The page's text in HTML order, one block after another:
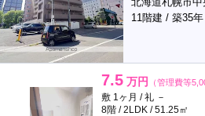
11階建 / 築35年
7.5 万円 （管理費等
敷 1ヶ月 / 礼 －
8階 / 2LDK / 51.25㎡